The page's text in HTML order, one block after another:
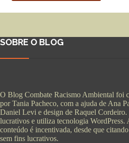
SOBRE O BLOG
O Blog Combate Racismo Ambiental foi
por Tania Pacheco, com a ajuda de Ana
Daniel Levi e design de Raquel
lucrativos e utiliza tecnologia WordPress.
conteúdo é incentivada, desde que
sem fins lucrativos.